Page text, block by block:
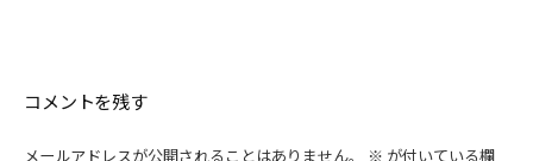
ン
コメントを残す
メールアドレスが公開されることはありません。 ※ が付いている欄